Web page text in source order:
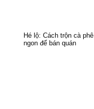
Hé lộ: Cách trộn cà phê
ngon để bán quán